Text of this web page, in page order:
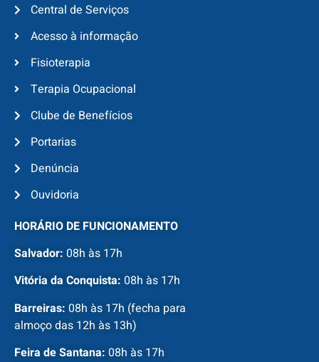
Central de Serviços
Acesso à informação
Fisioterapia
Terapia Ocupacional
Clube de Benefícios
Portarias
Denúncia
Ouvidoria
HORÁRIO DE FUNCIONAMENTO
Salvador: 08h às 17h
Vitória da Conquista: 08h às 17h
Barreiras: 08h às 17h (fecha para
almoço das 12h às 13h)
Feira de Santana: 08h às 17h